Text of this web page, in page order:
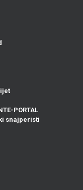
PORTAL
snajperisti